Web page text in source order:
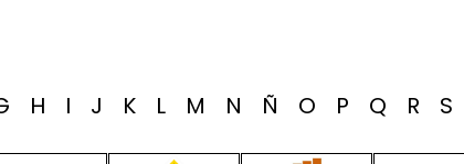
H I J K L M N Ñ O P Q R S